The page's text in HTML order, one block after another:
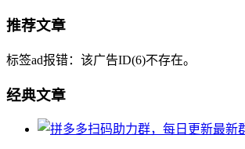
推荐文章
标签ad报错：该广告ID(6)不存在。
经典文章